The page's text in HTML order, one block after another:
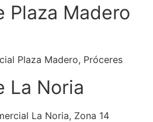
Plaza Madero
Plaza Madero, Próceres
La Noria
La Noria, Zona 14